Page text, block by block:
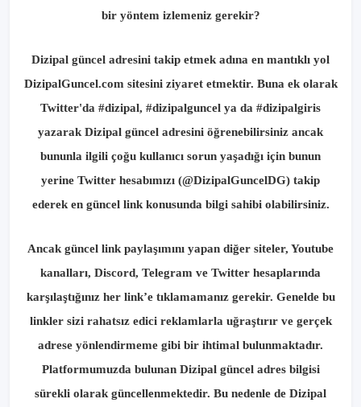
bir yöntem izlemeniz gerekir?
Dizipal güncel adresini takip etmek adına en mantıklı yol
DizipalGuncel.com sitesini ziyaret etmektir. Buna ek olarak
Twitter'da #dizipal, #dizipalguncel ya da #dizipalgiris
yazarak Dizipal güncel adresini öğrenebilirsiniz ancak
bununla ilgili çoğu kullanıcı sorun yaşadığı için bunun
yerine Twitter hesabımızı (@DizipalGuncelDG) takip
ederek en güncel link konusunda bilgi sahibi olabilirsiniz.
Ancak güncel link paylaşımını yapan diğer siteler, Youtube
kanalları, Discord, Telegram ve Twitter hesaplarında
karşılaştığınız her link’e tıklamamanız gerekir. Genelde bu
linkler sizi rahatsız edici reklamlarla uğraştırır ve gerçek
adrese yönlendirmeme gibi bir ihtimal bulunmaktadır.
Platformumuzda bulunan Dizipal güncel adres bilgisi
sürekli olarak güncellenmektedir. Bu nedenle de Dizipal